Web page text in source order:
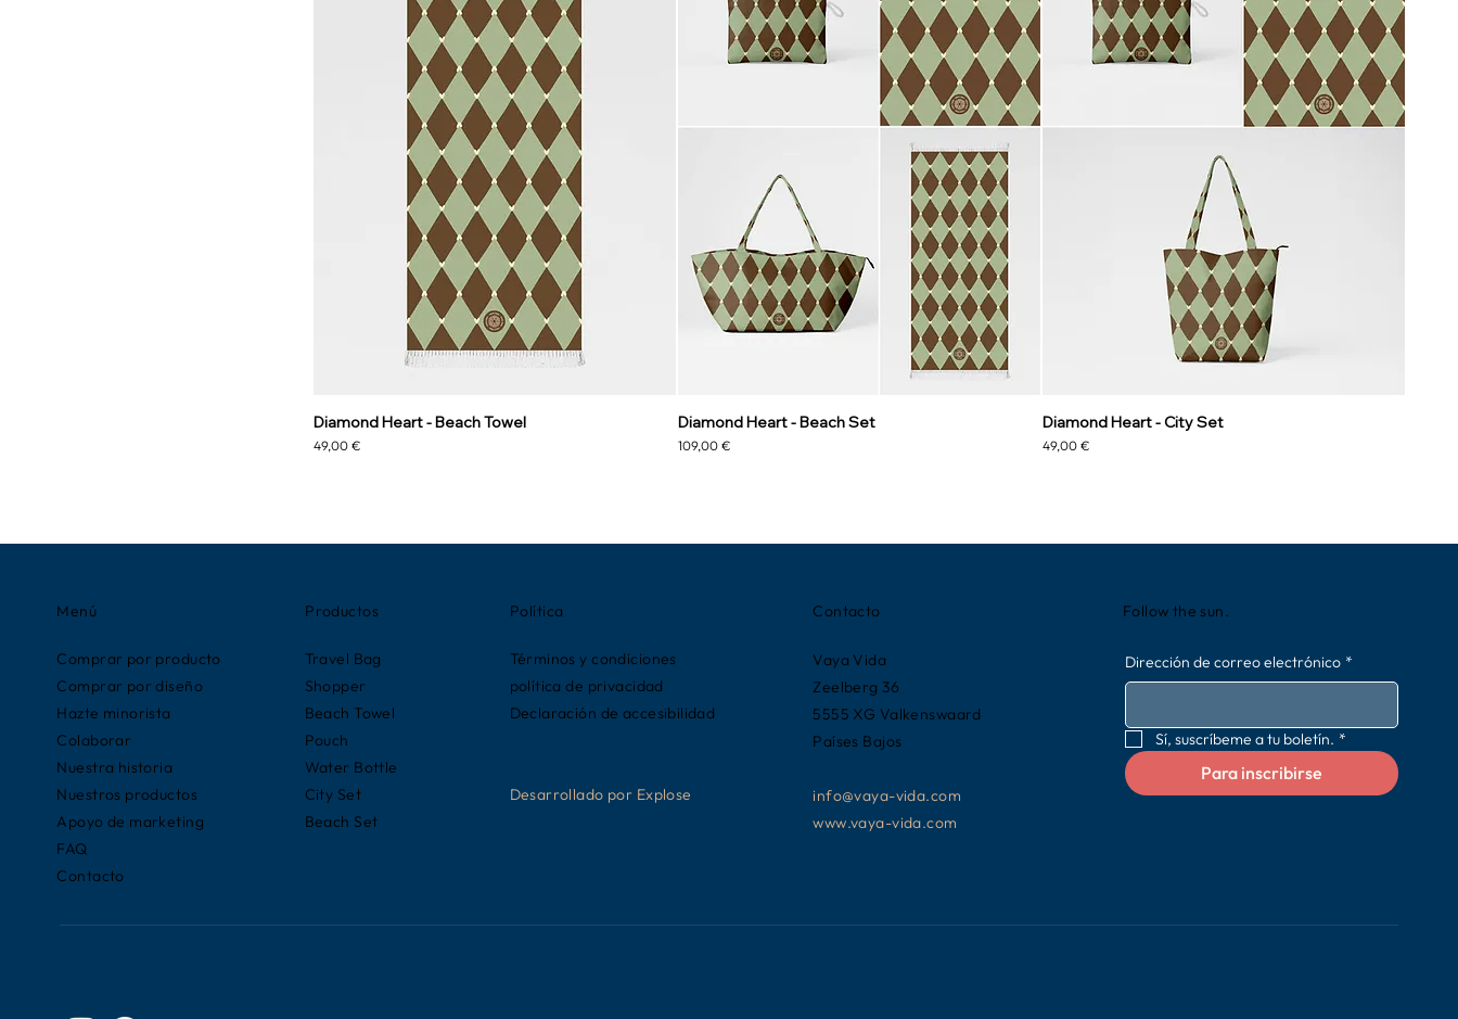
Diamond Heart - Beach Towel
Precio
49,00 €
Diamond Heart - Beach Set
Precio
109,00 €
Diamond Heart - City Set
Precio
49,00 €
Menú
Comprar por producto
Comprar por diseño
Hazte minorista
Colaborar
Nuestra historia
Nuestros productos
Apoyo de marketing
FAQ
Contacto
Productos
Travel Bag
Shopper
Beach Towel
Pouch
Water Bottle
City Set
Beach Set
Política
Términos y condiciones
política de privacidad
Declaración de accesibilidad
Desarrollado por Explose
Contacto
Vaya Vida
Zeelberg 36
5555 XG Valkenswaard
Países Bajos
info@vaya-vida.com
www.vaya-vida.com
Follow the sun.
Dirección de correo electrónico *
Sí, suscríbeme a tu boletín. *
Para inscribirse